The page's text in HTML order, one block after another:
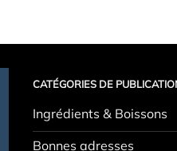
CATÉGORIES DE
Ingrédients & Boissons
Bonnes adresses